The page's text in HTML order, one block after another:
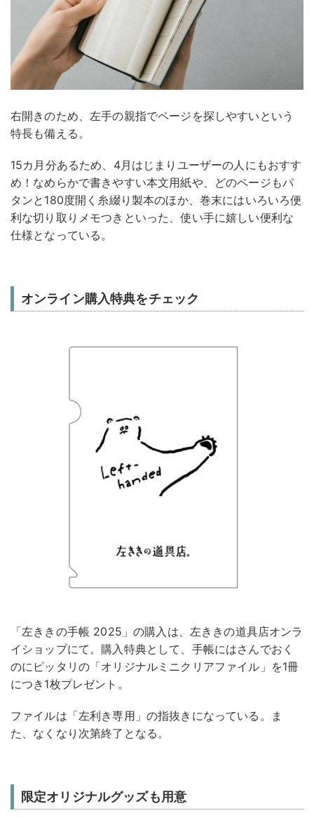
右開きのため、左手の親指でページを探しやすいという
特長も備える。
15カ月分あるため、4月はじまりユーザーの人にもおすす
め！なめらかで書きやすい本文用紙や、どのページもパ
タンと180度開く糸綴り製本のほか、巻末にはいろいろ便
利な切り取りメモつきといった、使い手に嬉しい便利な
仕様となっている。
オンライン購入特典をチェック
「左ききの手帳 2025」の購入は、左ききの道具店オンラ
イショップにて。購入特典として、手帳にはさんでおく
のにピッタリの「オリジナルミニクリアファイル」を1冊
につき1枚プレゼント。
ファイルは「左利き専用」の指抜きになっている。ま
た、なくなり次第終了となる。
限定オリジナルグッズも用意